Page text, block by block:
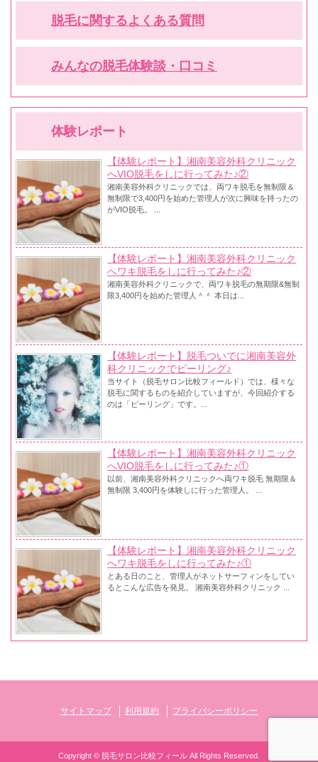
脱毛に関するよくある質問
みんなの脱毛体験談・口コミ
体験レポート
【体験レポート】湘南美容外科クリニック
へVIO脱毛をしに行ってみた♪②
湘南美容外科クリニックでは、両ワキ脱毛を無制限＆
無制限で3,400円を始めた管理人が次に興味を持ったの
がVIO脱毛。 ...
【体験レポート】湘南美容外科クリニック
へワキ脱毛をしに行ってみた♪②
湘南美容外科クリニックで、両ワキ脱毛の無期限&無制
限3,400円を始めた管理人＾＾ 本日は...
【体験レポート】脱毛ついでに湘南美容外
科クリニックでピーリング♪
当サイト（脱毛サロン比較フィールド）では、様々な
脱毛に関するものを紹介していますが、今回紹介する
のは「ピーリング」です。...
【体験レポート】湘南美容外科クリニック
へVIO脱毛をしに行ってみた♪①
以前、湘南美容外科クリニックへ両ワキ脱毛 無期限＆
無制限 3,400円を体験しに行った管理人。 ...
【体験レポート】湘南美容外科クリニック
へワキ脱毛をしに行ってみた♪①
とある日のこと、管理人がネットサーフィンをしてい
るとこんな広告を発見。 湘南美容外科クリニック ...
サイトマップ 利用規約 プライバシーポリシー
Copyright © 脱毛サロン比較フィール All Rights Reserved.